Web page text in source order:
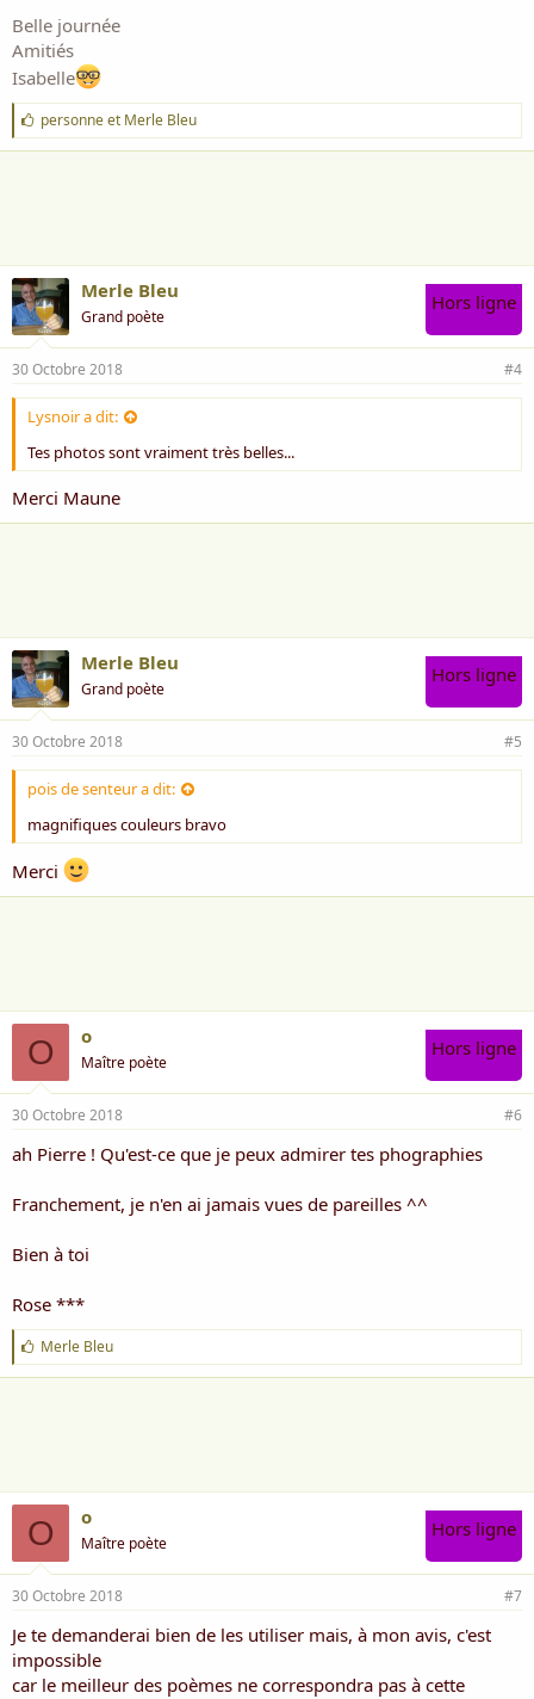
Belle journée
Amitiés
Isabelle
J
'
a
personneet Merle Bleu
Merle Bleu
Grand poète
Hors ligne
30 Octobre 2018 #4
Lysnoir a dit:
Tes photos sont vraiment très belles...
Merci Maune
Merle Bleu
Grand poète
Hors ligne
30 Octobre 2018 #5
pois de senteur a dit:
magnifiques couleurs bravo
Merci
O o
Maître poète
Hors ligne
30 Octobre 2018 #6
ah Pierre ! Qu'est-ce que je peux admirer tes phographies
Franchement, je n'en ai jamais vues de pareilles ^^
Bien à toi
Rose ***
J
'
a
Merle Bleu
O o
Maître poète
Hors ligne
30 Octobre 2018 #7
Je te demanderai bien de les utiliser mais, à mon avis, c'est
impossible
car le meilleur des poèmes ne correspondra pas à cette